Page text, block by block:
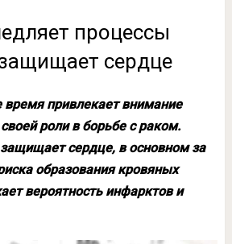
процессы
сердце
время привлекает внимание
роли в борьбе с раком.
сердце, в основном за
образования кровяных
вероятность инфарктов и